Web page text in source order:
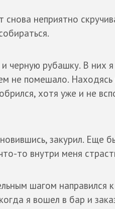
неприятно
черную рубашку. В них
не помешало.
хотя уже и не
закурил. Еще
то внутри меня
шагом
я вошел в бар и